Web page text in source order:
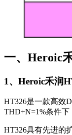
一、Heroic
1、Heroic禾润
HT326是一款高效
THD+N=1%条件下
HT326具有先进的